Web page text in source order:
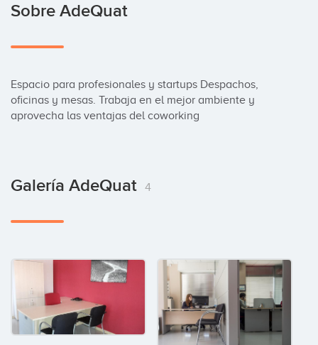
Sobre AdeQuat
Espacio para profesionales y startups Despachos,
oficinas y mesas. Trabaja en el mejor ambiente y
aprovecha las ventajas del coworking
Galería AdeQuat 4